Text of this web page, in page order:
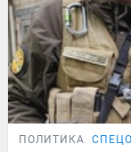
ПОЛИТИКА